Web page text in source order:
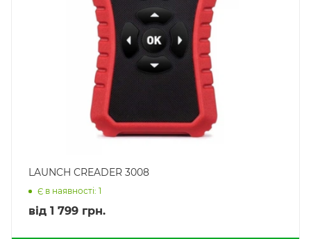
LAUNCH CREADER 3008
Є в наявності: 1
від 1 799 грн.